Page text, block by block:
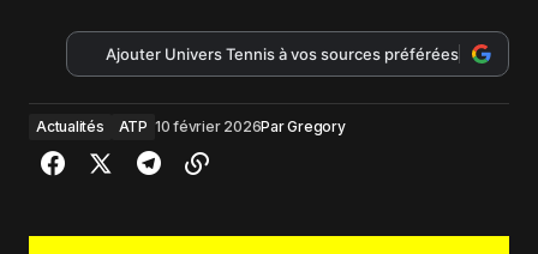
Ajouter Univers Tennis à vos sources préférées
Actualités ATP 10 février 2026ParGregory